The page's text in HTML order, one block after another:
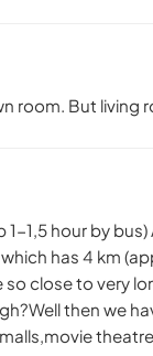
room. But living
1-1,5 hour by
has 4 km
close to very
then we